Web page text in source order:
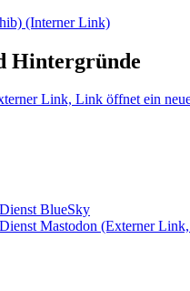
(Interner Link)
Hintergründe
Link, Link öffnet ein
BlueSky
Mastodon (Externer